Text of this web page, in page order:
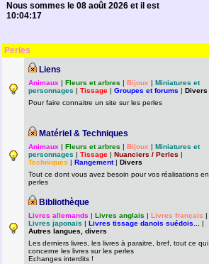
Nous sommes le 08 août 2026 et il est
10:04:17
Perles
Liens
Animaux | Fleurs et arbres | Bijoux | Miniatures et
personnages | Tissage | Groupes et forums | Divers
Pour faire connaitre un site sur les perles
Matériel & Techniques
Animaux | Fleurs et arbres | Bijoux | Miniatures et
personnages | Tissage | Nuanciers / Perles |
Techniques | Rangement| Divers
Tout ce dont vous avez besoin pour vos réalisations en
perles
Bibliothèque
Livres allemands | Livres anglais | Livres français |
Livres japonais | Livres tissage danois suédois...
|
Autres langues, divers
Les derniers livres, les livres à paraitre, bref, tout ce qui
concerne les livres sur les perles
Echanges interdits !